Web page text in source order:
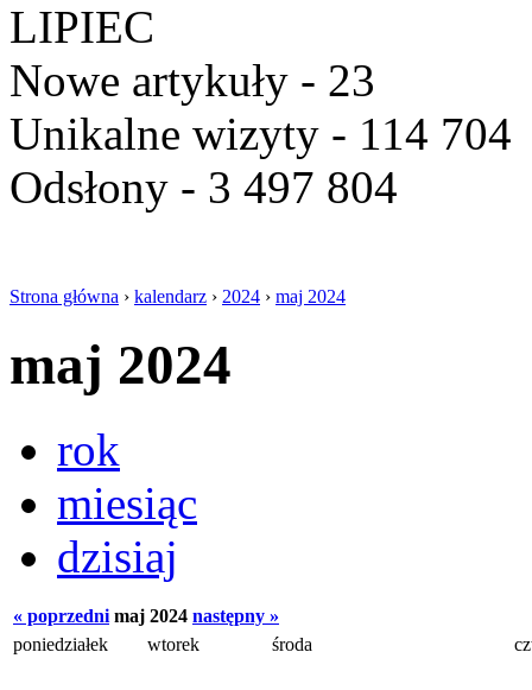
LIPIEC
Nowe artykuły - 23
Unikalne wizyty - 114 704
Odsłony - 3 497 804
Strona główna › kalendarz › 2024 › maj 2024
maj 2024
rok
miesiąc
dzisiaj
« poprzedni maj 2024 następny »
poniedziałek
wtorek środa